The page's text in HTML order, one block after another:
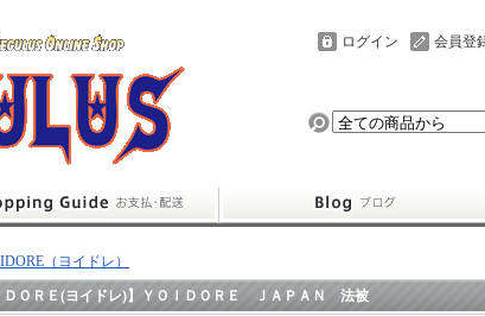
会員登
ログイン
（ヨイドレ）
ＤＯＲＥ(ヨイドレ)】ＹＯＩＤＯＲＥ ＪＡＰＡＮ 法被